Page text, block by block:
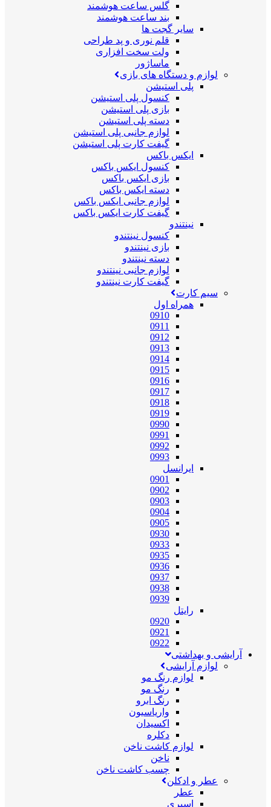
گلس ساعت هوشمند
بند ساعت هوشمند
سایر گجت ها
قلم نوری و پد طراحی
ولت سخت افزاری
ماساژور
لوازم و دستگاه های بازی
پلی استیشن
کنسول پلی استیشن
بازی پلی استیشن
دسته پلی استیشن
لوازم جانبی پلی استیشن
گیفت کارت پلی استیشن
ایکس باکس
کنسول ایکس باکس
بازی ایکس باکس
دسته ایکس باکس
لوازم جانبی ایکس باکس
گیفت کارت ایکس باکس
نینتندو
کنسول نینتندو
بازی نینتندو
دسته نینتندو
لوازم جانبی نینتندو
گیفت کارت نینتندو
سیم کارت
همراه اول
0910
0911
0912
0913
0914
0915
0916
0917
0918
0919
0990
0991
0992
0993
ایرانسل
0901
0902
0903
0904
0905
0930
0933
0935
0936
0937
0938
0939
رایتل
0920
0921
0922
آرایشی و بهداشتی
لوازم آرایشی
لوازم رنگ مو
رنگ مو
رنگ ابرو
واریاسیون
اکسیدان
دکلره
لوازم کاشت ناخن
ناخن
چسب کاشت ناخن
عطر و ادکلن
عطر
اسپری